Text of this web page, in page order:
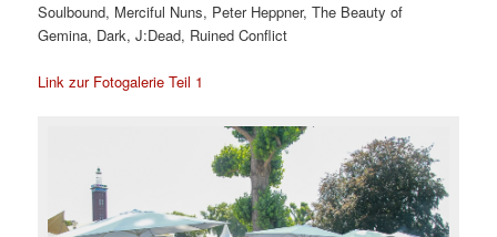
Soulbound, Merciful Nuns, Peter Heppner, The Beauty of
Gemina, Dark, J:Dead, Ruined Conflict
Link zur Fotogalerie Teil 1